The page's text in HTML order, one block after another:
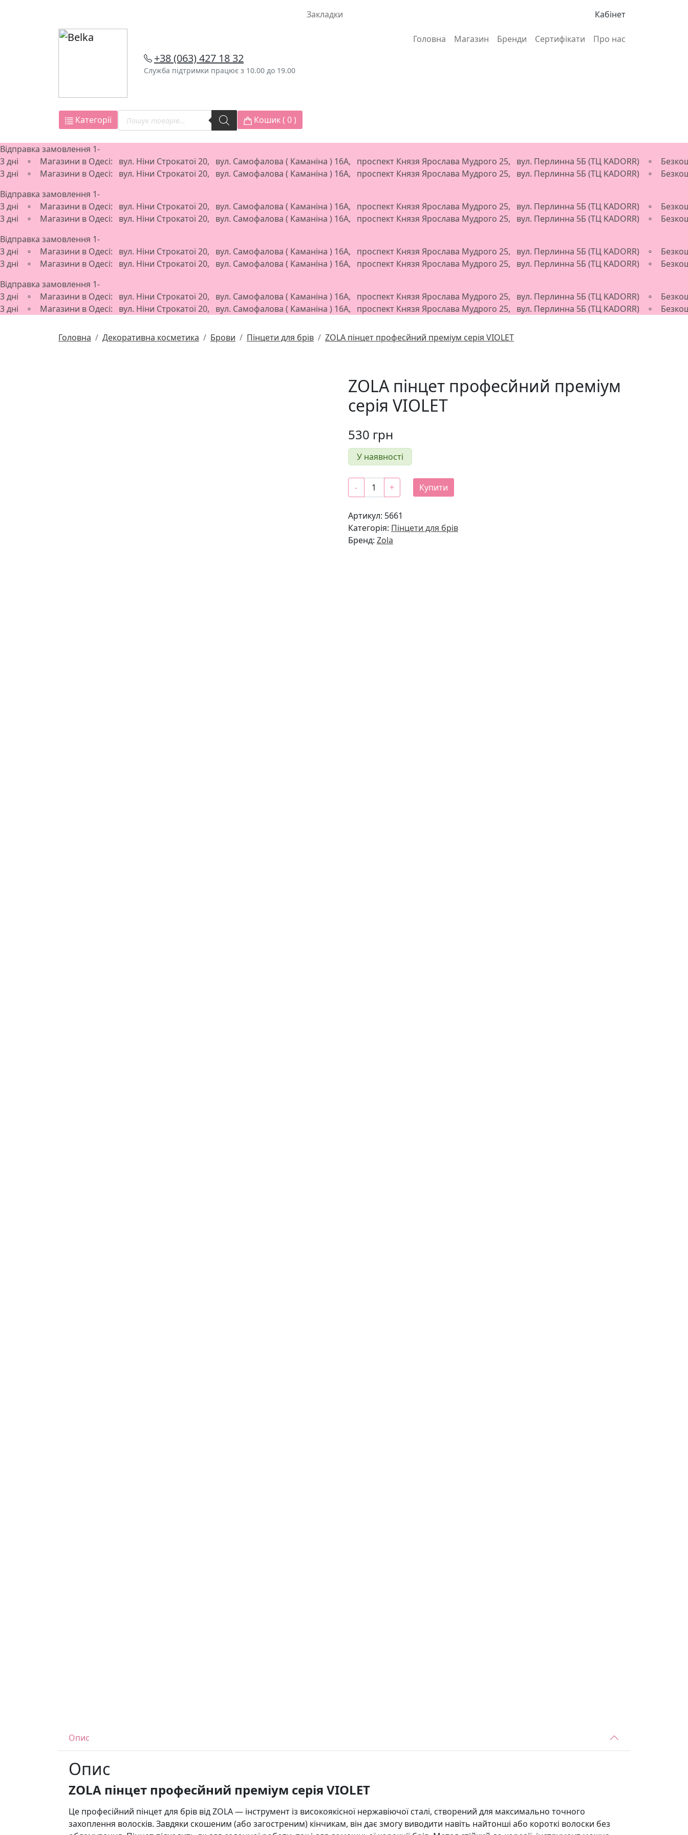
Закладки Кабінет
+38 (063) 427 18 32
Служба підтримки працює з 10.00 до 19.00
Головна Магазин Бренди Сертифікати Про нас
Категорії
Пошук
товарів Кошик ( 0)
Відправка замовлення 1-
3 дні ∘ Магазини в Одесі: вул. Ніни Строкатої 20, вул. Самофалова ( Каманіна ) 16А, проспект Князя Ярослава Мудрого 25, вул. Перлинна 5Б (ТЦ KADORR) ∘
3 дні ∘ Магазини в Одесі: вул. Ніни Строкатої 20, вул. Самофалова ( Каманіна ) 16А, проспект Князя Ярослава Мудрого 25, вул. Перлинна 5Б (ТЦ KADORR) ∘
Відправка замовлення 1-
3 дні ∘ Магазини в Одесі: вул. Ніни Строкатої 20, вул. Самофалова ( Каманіна ) 16А, проспект Князя Ярослава Мудрого 25, вул. Перлинна 5Б (ТЦ KADORR) ∘
3 дні ∘ Магазини в Одесі: вул. Ніни Строкатої 20, вул. Самофалова ( Каманіна ) 16А, проспект Князя Ярослава Мудрого 25, вул. Перлинна 5Б (ТЦ KADORR) ∘
Відправка замовлення 1-
3 дні ∘ Магазини в Одесі: вул. Ніни Строкатої 20, вул. Самофалова ( Каманіна ) 16А, проспект Князя Ярослава Мудрого 25, вул. Перлинна 5Б (ТЦ KADORR) ∘
3 дні ∘ Магазини в Одесі: вул. Ніни Строкатої 20, вул. Самофалова ( Каманіна ) 16А, проспект Князя Ярослава Мудрого 25, вул. Перлинна 5Б (ТЦ KADORR) ∘
Відправка замовлення 1-
3 дні ∘ Магазини в Одесі: вул. Ніни Строкатої 20, вул. Самофалова ( Каманіна ) 16А, проспект Князя Ярослава Мудрого 25, вул. Перлинна 5Б (ТЦ KADORR) ∘
3 дні ∘ Магазини в Одесі: вул. Ніни Строкатої 20, вул. Самофалова ( Каманіна ) 16А, проспект Князя Ярослава Мудрого 25, вул. Перлинна 5Б (ТЦ KADORR) ∘
Головна Декоративна косметика Брови Пінцети для брів ZOLA пінцет професйний преміум серія VIOLET
ZOLA пінцет професйний преміум
серія VIOLET
530 грн
У наявності
пінцет
преміум
серія
VIOLET
- + Купити
Артикул: 5661
Категорія: Пінцети для брів
Бренд: Zola
Опис
Опис
ZOLA пінцет професйний преміум серія VIOLET
Це професійний пінцет для брів від ZOLA — інструмент із високоякісної нержавіючої сталі, створений для максимально точного
захоплення волосків. Завдяки скошеним (або загостреним) кінчикам, він дає змогу виводити навіть найтонші або короткі волоски без